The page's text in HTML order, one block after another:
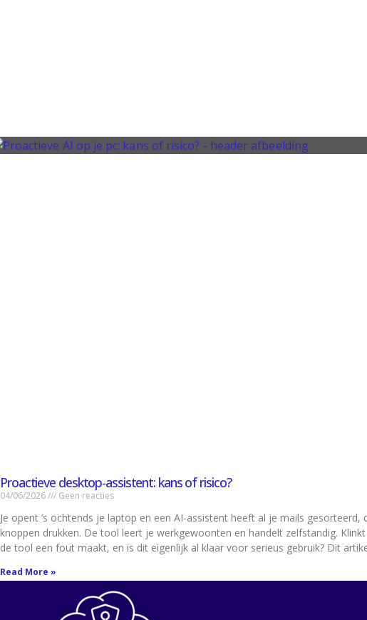
Proactieve desktop-assistent: kans of risico?
04/06/2026 Geen reacties
Je opent ’s ochtends je laptop en een AI-assistent heeft al je mails
knoppen drukken. De tool leert je werkgewoonten en handelt zelfstandig.
de tool een fout maakt, en is dit eigenlijk al klaar voor serieus gebruik? Dit
Read More »